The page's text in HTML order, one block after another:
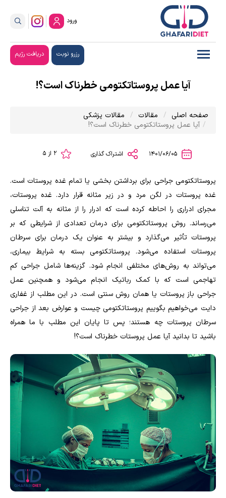
ورود
رزرو نوبت دریافت رژیم
آیا عمل پروستاتکتومی خطرناک است؟!
صفحه اصلی مقالات
مقالات پزشکی
آیا عمل پروستاتکتومی خطرناک است؟!
اشتراک گذاری
پروستاتکتومی جراحی برای برداشتن بخشی یا تمام غده پروستات است.
غده پروستات در لگن مرد و در زیر مثانه قرار دارد. غده پروستات،
مجرای ادراری را احاطه کرده است که ادرار را از مثانه به آلت تناسلی
می‌رساند. روش پروستاتکتومی برای درمان تعدادی از شرایطی که بر
پروستات تأثیر می‌گذارد و بیشتر به عنوان یک درمان برای سرطان
پروستات استفاده می‌شود. پروستاتکتومی بسته به شرایط بیماری،
می‌تواند به روش‌های مختلفی انجام شود. گزینه‌ها شامل جراحی کم
تهاجمی است که با کمک رباتیک انجام می‌شود و همچنین عمل
جراحی باز پروستات یا همان روش سنتی است. در این مطلب از غفاری
دایت می‌خواهیم بگوییم پروستاتکتومی چیست و عوارض بعد از جراحی
سرطان پروستات چه هستند؛ پس تا پایان این مطلب با ما همراه
باشید تا بدانید آیا عمل پروستات خطرناک است؟!